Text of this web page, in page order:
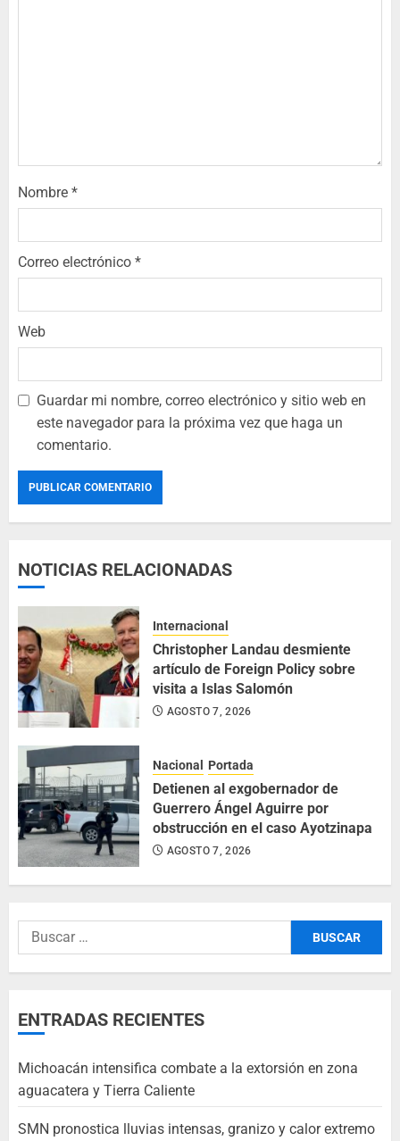
Nombre *
Correo electrónico *
Web
Guardar mi nombre, correo electrónico y sitio web en
este navegador para la próxima vez que haga un
comentario.
NOTICIAS RELACIONADAS
Internacional
Christopher Landau desmiente
artículo de Foreign Policy sobre
visita a Islas Salomón
AGOSTO 7, 2026
Nacional Portada
Detienen al exgobernador de
Guerrero Ángel Aguirre por
obstrucción en el caso Ayotzinapa
AGOSTO 7, 2026
ENTRADAS RECIENTES
Michoacán intensifica combate a la extorsión en zona
aguacatera y Tierra Caliente
SMN pronostica lluvias intensas, granizo y calor extremo